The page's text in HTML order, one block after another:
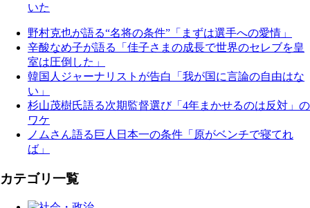
いた
野村克也が語る“名将の条件”「まずは選手への愛情」
辛酸なめ子が語る「佳子さまの成長で世界のセレブを皇
室は圧倒した」
韓国人ジャーナリストが告白「我が国に言論の自由はな
い」
杉山茂樹氏語る次期監督選び「4年まかせるのは反対」の
ワケ
ノムさん語る巨人日本一の条件「原がベンチで寝てれ
ば」
カテゴリ一覧